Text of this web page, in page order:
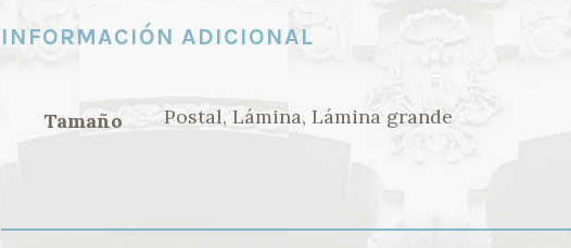
INFORMACIÓN ADICIONAL
Tamaño Postal, Lámina, Lámina grande